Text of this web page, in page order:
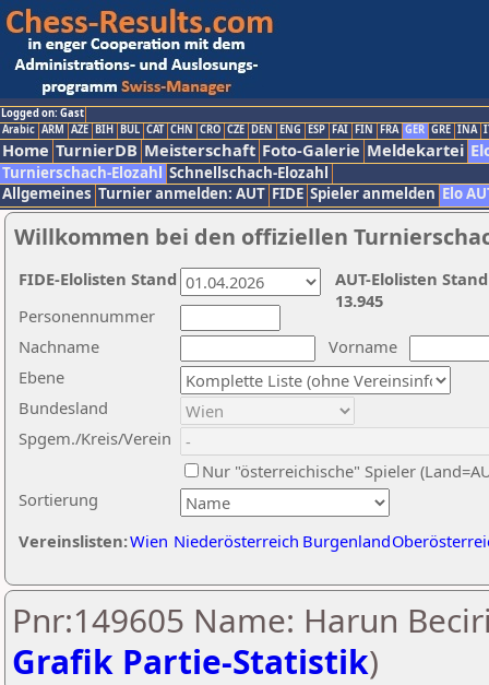
Logged on: Gast
Arabic ARM AZE BIH BUL CAT CHN CRO CZE DEN ENG ESP FAI FIN FRA GER GRE INA
Home TurnierDB Meisterschaft Foto-Galerie Meldekartei
Turnierschach-Elozahl Schnellschach-Elozahl
Allgemeines Turnier anmelden: AUT FIDE Spieler anmelden Elo
Willkommen bei den offiziellen
Nachname
Vorname
Ebene
Sortierung
Personennummer
Bundesland
Spgem./Kreis/Verein
Nur "österreichische" Spieler
Vereinslisten:Wien Niederösterreich Burgenland
AUT-Elolisten
13.945
FIDE-Elolisten Stand
Pnr:149605 Name: Harun
Grafik Partie-Statistik)